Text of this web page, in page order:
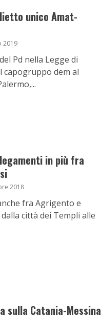
unico Amat-
2019
Pd nella Legge di
capogruppo dem al
in più fra
2018
fra Agrigento e
città dei Templi alle
Catania-Messina